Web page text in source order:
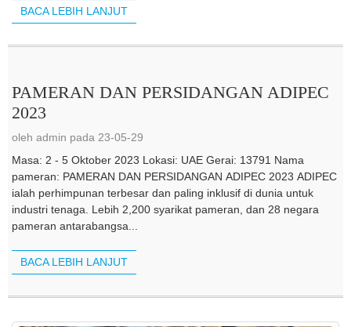
BACA LEBIH LANJUT
PAMERAN DAN PERSIDANGAN ADIPEC
2023
oleh admin pada 23-05-29
Masa: 2 - 5 Oktober 2023 Lokasi: UAE Gerai: 13791 Nama
pameran: PAMERAN DAN PERSIDANGAN ADIPEC 2023 ADIPEC
ialah perhimpunan terbesar dan paling inklusif di dunia untuk
industri tenaga. Lebih 2,200 syarikat pameran, dan 28 negara
pameran antarabangsa...
BACA LEBIH LANJUT